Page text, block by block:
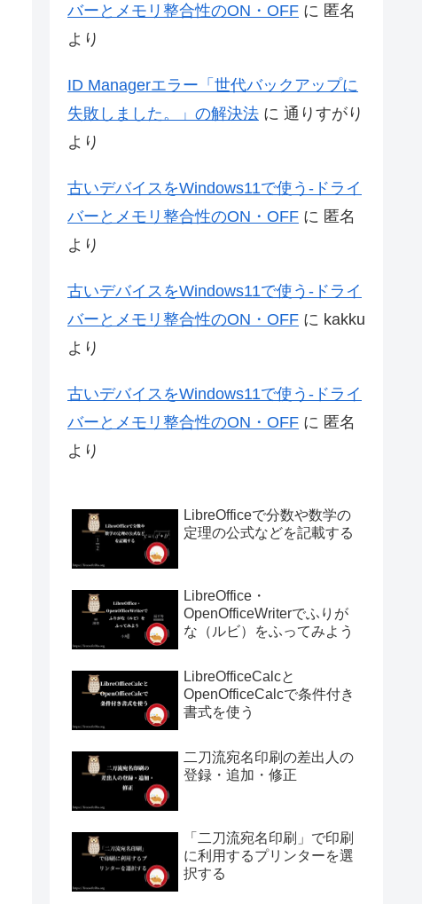
バーとメモリ整合性のON・OFF に 匿名
より
ID Managerエラー「世代バックアップに
失敗しました。」の解決法 に 通りすがり
より
古いデバイスをWindows11で使う-ドライ
バーとメモリ整合性のON・OFF に 匿名
より
古いデバイスをWindows11で使う-ドライ
バーとメモリ整合性のON・OFF に kakku
より
古いデバイスをWindows11で使う-ドライ
バーとメモリ整合性のON・OFF に 匿名
より
LibreOfficeで分数や数学の
定理の公式などを記載する
LibreOffice・
OpenOfficeWriterでふりが
な（ルビ）をふってみよう
LibreOfficeCalcと
OpenOfficeCalcで条件付き
書式を使う
二刀流宛名印刷の差出人の
登録・追加・修正
「二刀流宛名印刷」で印刷
に利用するプリンターを選
択する